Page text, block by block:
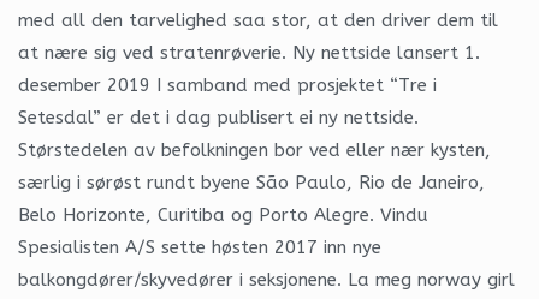
med all den tarvelighed saa stor, at den driver dem til
at nære sig ved stratenrøverie. Ny nettside lansert 1.
desember 2019 I samband med prosjektet “Tre i
Setesdal” er det i dag publisert ei ny nettside.
Størstedelen av befolkningen bor ved eller nær kysten,
særlig i sørøst rundt byene São Paulo, Rio de Janeiro,
Belo Horizonte, Curitiba og Porto Alegre. Vindu
Spesialisten A/S sette høsten 2017 inn nye
balkongdører/skyvedører i seksjonene. La meg norway girl